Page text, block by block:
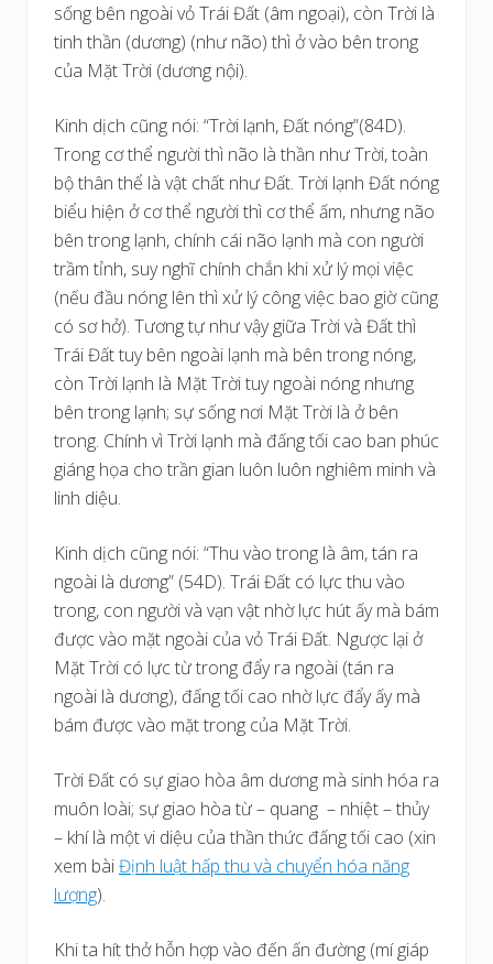
sống bên ngoài vỏ Trái Đất (âm ngoại), còn Trời là
tinh thần (dương) (như não) thì ở vào bên trong
của Mặt Trời (dương nội).
Kinh dịch cũng nói: “Trời lạnh, Đất nóng”(84D).
Trong cơ thể người thì não là thần như Trời, toàn
bộ thân thể là vật chất như Đất. Trời lạnh Đất nóng
biểu hiện ở cơ thể người thì cơ thể ấm, nhưng não
bên trong lạnh, chính cái não lạnh mà con người
trầm tỉnh, suy nghĩ chính chắn khi xử lý mọi việc
(nếu đầu nóng lên thì xử lý công việc bao giờ cũng
có sơ hở). Tương tự như vậy giữa Trời và Đất thì
Trái Đất tuy bên ngoài lạnh mà bên trong nóng,
còn Trời lạnh là Mặt Trời tuy ngoài nóng nhưng
bên trong lạnh; sự sống nơi Mặt Trời là ở bên
trong. Chính vì Trời lạnh mà đấng tối cao ban phúc
giáng họa cho trần gian luôn luôn nghiêm minh và
linh diệu.
Kinh dịch cũng nói: “Thu vào trong là âm, tán ra
ngoài là dương” (54D). Trái Đất có lực thu vào
trong, con người và vạn vật nhờ lực hút ấy mà bám
được vào mặt ngoài của vỏ Trái Đất. Ngược lại ở
Mặt Trời có lực từ trong đẩy ra ngoài (tán ra
ngoài là dương), đấng tối cao nhờ lực đẩy ấy mà
bám được vào mặt trong của Mặt Trời.
Trời Đất có sự giao hòa âm dương mà sinh hóa ra
muôn loài; sự giao hòa từ – quang – nhiệt – thủy
– khí là một vi diệu của thần thức đấng tối cao (xin
xem bàiĐịnh luật hấp thu và chuyển hóa năng
lượng).
Khi ta hít thở hỗn hợp vào đến ấn đường (mí giáp